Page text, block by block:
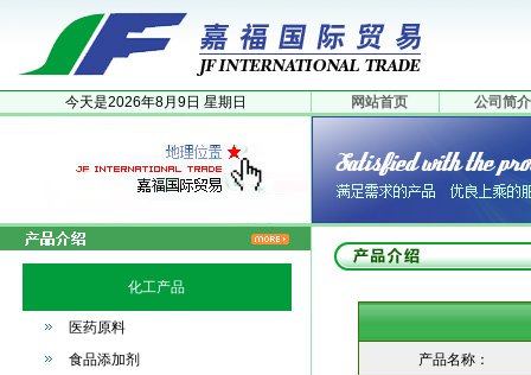
今天是2026年8月 9日 星期日 网站首页 公司简介
化工产品
医药原料
食品添加剂
产品名称：